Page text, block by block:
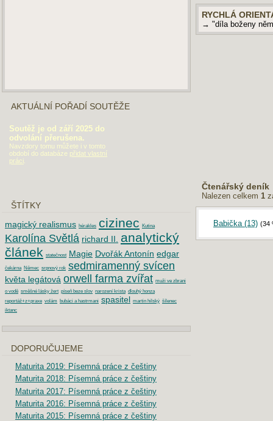
RYCHLÁ
→ "díla boženy
Čtenářský deník
Nalezen celkem 1
Babička (13) (34
AKTUÁLNÍ POŘADÍ SOUTĚŽE
Soutěž je od září 2025 do
odvolání přerušena.
Navzdory tomu můžete i v tomto
období do databáze přidat vlastní
práci
ŠTÍTKY
magický realismus hérakles cizinec Kutina
Karolína Světlá richard II.
analytický
článek statečnost Magie Dvořák Antonín edgar
čekárna Němec srpnový rok sedmiramenný svícen
květa legátová orwell farma zvířat muži ve zbrani
o vodě směšné lásky žert píseň beze slov narození krista dlouhý honza
reportáž+z+praxe volám bubáci a hastrmani spasitel martin hilský šílenec
iktanc
DOPORUČUJEME
Maturita 2019: Písemná práce z češtiny
Maturita 2018: Písemná práce z češtiny
Maturita 2017: Písemná práce z češtiny
Maturita 2016: Písemná práce z češtiny
Maturita 2015: Písemná práce z češtiny